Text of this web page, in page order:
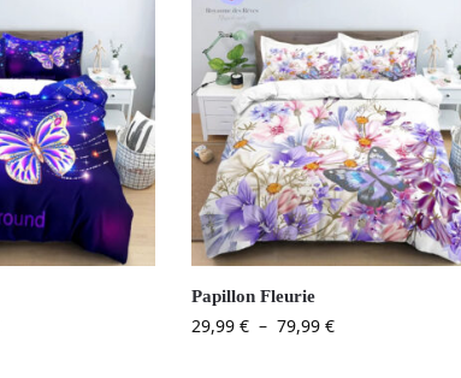
Papillon Fleurie
29,99 € – 79,99 €